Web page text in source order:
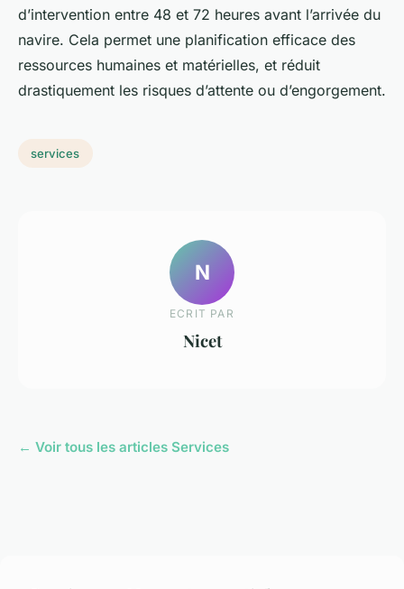
d’intervention entre 48 et 72 heures avant l’arrivée du
navire. Cela permet une planification efficace des
ressources humaines et matérielles, et réduit
drastiquement les risques d’attente ou d’engorgement.
services
N
ECRIT PAR
Nicet
← Voir tous les articles Services